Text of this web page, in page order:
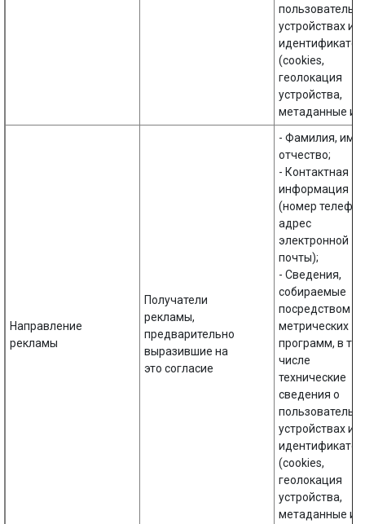
устройствах и
(cookies,
геолокация
устройства,
метаданные и
Направление
рекламы
Получатели
рекламы,
предварительно
выразившие на
это согласие
- Фамилия, имя,
отчество;
- Контактная
информация
(номер
адрес
электронной
почты);
- Сведения,
собираемые
посредством
метрических
программ, в
числе
технические
сведения о
устройствах и
(cookies,
геолокация
устройства,
метаданные и